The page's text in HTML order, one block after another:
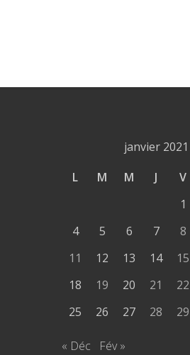
janvier 2021
L
M M J V
1
4
5 6 7 8
11
12 13 14 15
18
19 20 21 22
25
26 27 28 29
« Déc Fév »